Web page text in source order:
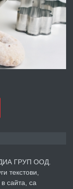
преди 3 дни
Хасково кв.
ГРУП ООД.
текстови,
сайта, са